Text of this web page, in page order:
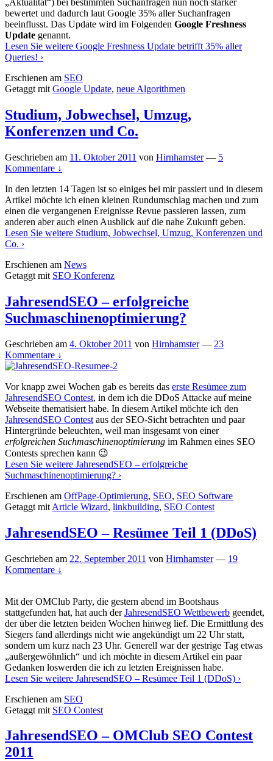
„Aktualität“) bei bestimmten Suchanfragen nun noch stärker
bewertet und dadurch laut Google 35% aller Suchanfragen
beeinflusst. Das Update wird im Folgenden Google Freshness
Update genannt.
Lesen Sie weitere Google Freshness Update betrifft 35% aller
Queries! ›
Erschienen am SEO
Getaggt mit Google Update, neue Algorithmen
Studium, Jobwechsel, Umzug,
Konferenzen und Co.
Geschrieben am 11. Oktober 2011 von Hirnhamster — 5
Kommentare ↓
In den letzten 14 Tagen ist so einiges bei mir passiert und in diesem
Artikel möchte ich einen kleinen Rundumschlag machen und zum
einen die vergangenen Ereignisse Revue passieren lassen, zum
anderen aber auch einen Ausblick auf die nahe Zukunft geben.
Lesen Sie weitere Studium, Jobwechsel, Umzug, Konferenzen und
Co. ›
Erschienen am News
Getaggt mit SEO Konferenz
JahresendSEO – erfolgreiche
Suchmaschinenoptimierung?
Geschrieben am 4. Oktober 2011 von Hirnhamster — 23
Kommentare ↓
Vor knapp zwei Wochen gab es bereits das erste Resümee zum
JahresendSEO Contest, in dem ich die DDoS Attacke auf meine
Webseite thematisiert habe. In diesem Artikel möchte ich den
JahresendSEO Contest aus der SEO-Sicht betrachten und paar
Hintergründe beleuchten, weil man insgesamt von einer
erfolgreichen Suchmaschinenoptimierung im Rahmen eines SEO
Contests sprechen kann 😉
Lesen Sie weitere JahresendSEO – erfolgreiche
Suchmaschinenoptimierung? ›
Erschienen am OffPage-Optimierung, SEO, SEO Software
Getaggt mit Article Wizard, linkbuilding, SEO Contest
JahresendSEO – Resümee Teil 1 (DDoS)
Geschrieben am 22. September 2011 von Hirnhamster — 19
Kommentare ↓
Mit der OMClub Party, die gestern abend im Bootshaus
stattgefunden hat, hat auch derJahresendSEO Wettbewerb geendet,
der über die letzten beiden Wochen hinweg lief. Die Ermittlung des
Siegers fand allerdings nicht wie angekündigt um 22 Uhr statt,
sondern um kurz nach 23 Uhr. Generell war der gestrige Tag etwas
„außergewöhnlich“ und ich möchte in diesem Artikel ein paar
Gedanken loswerden die ich zu letzten Ereignissen habe.
Lesen Sie weitere JahresendSEO – Resümee Teil 1 (DDoS) ›
Erschienen am SEO
Getaggt mit SEO Contest
JahresendSEO – OMClub SEO Contest
2011